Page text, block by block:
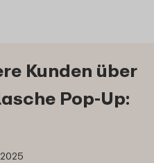
Kunden über
Pop-Up: